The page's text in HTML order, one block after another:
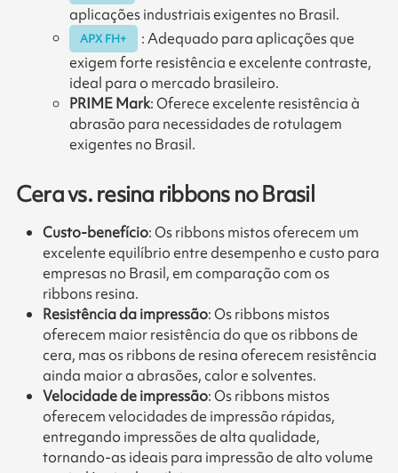
aplicações industriais exigentes no Brasil.
APX FH+
: Adequado para aplicações que
exigem forte resistência e excelente contraste,
ideal para o mercado brasileiro.
PRIME Mark: Oferece excelente resistência à
abrasão para necessidades de rotulagem
exigentes no Brasil.
Cera vs. resina ribbons no Brasil
Custo-benefício: Os ribbons mistos oferecem um
excelente equilíbrio entre desempenho e custo para
empresas no Brasil, em comparação com os
ribbons resina.
Resistência da impressão: Os ribbons mistos
oferecem maior resistência do que os ribbons de
cera, mas os ribbons de resina oferecem resistência
ainda maior a abrasões, calor e solventes.
Velocidade de impressão: Os ribbons mistos
oferecem velocidades de impressão rápidas,
entregando impressões de alta qualidade,
tornando-as ideais para impressão de alto volume